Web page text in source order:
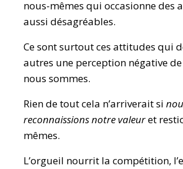
nous-mêmes qui occasionne des
aussi désagréables.
Ce sont surtout ces attitudes qui
autres une perception négative
nous sommes.
Rien de tout cela n’arriverait si
reconnaissions notre valeuret
mêmes.
L’orgueil nourrit la compétition,